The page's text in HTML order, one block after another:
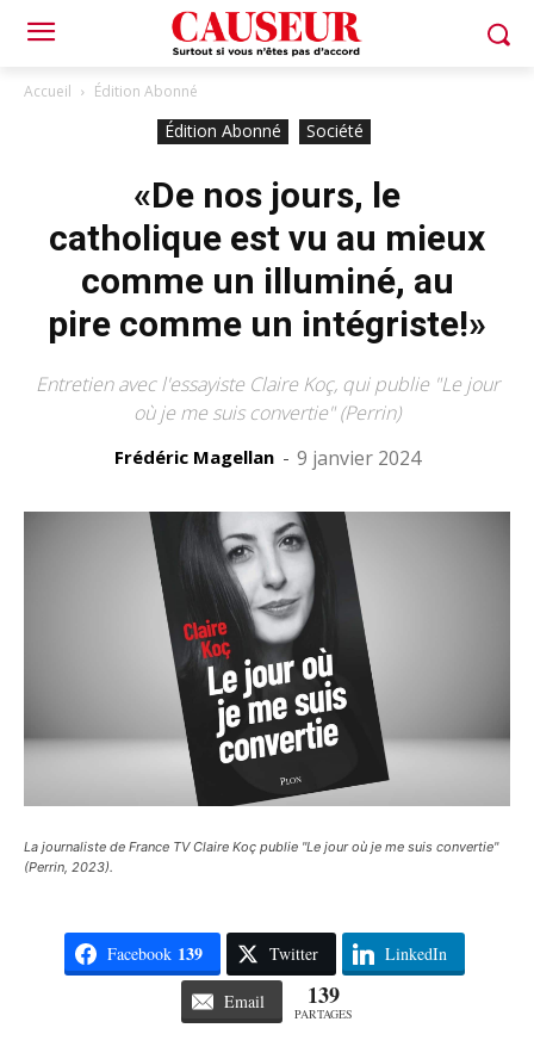
Accueil Édition Abonné
Édition Abonné Société
«De nos jours, le
catholique est vu au mieux
comme un illuminé, au
pire comme un intégriste!»
Entretien avec l'essayiste Claire Koç, qui publie "Le jour
où je me suis convertie" (Perrin)
Frédéric Magellan - 9 janvier 2024
La journaliste de France TV Claire Koç publie "Le jour où je me suis convertie"
(Perrin, 2023).
Facebook 139 Twitter LinkedIn
Email 139
PARTAGES